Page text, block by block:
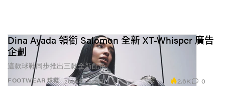
FOOTWEAR 球鞋
Dina Ayada 領銜 Salomon 全新 XT-Whisper 廣告
企劃
這款球鞋同步推出三款全新配色。
2026年1月28日 2.6K 0